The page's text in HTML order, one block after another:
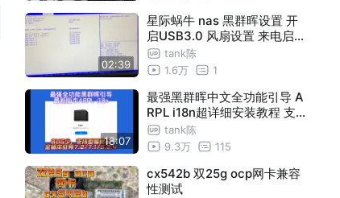
02:39
星际蜗牛 nas 黑群晖设置 开
启USB3.0 风扇设置 来电启动
bios设置说明
tank陈
1.6万
1
18:07
最强黑群晖中文全功能引导 A
RPL i18n超详细安装教程 支
持自选全型号全版本DSM7.1
DSM7.2 DSM6.2.4
tank陈
9.3万
115
cx542b 双25g ocp网卡兼容
性测试